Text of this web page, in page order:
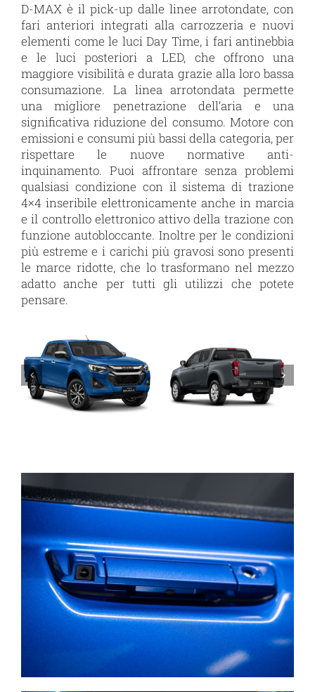
D-MAX è il pick-up dalle linee arrotondate, con
fari anteriori integrati alla carrozzeria e nuovi
elementi come le luci Day Time, i fari antinebbia
e le luci posteriori a LED, che offrono una
maggiore visibilità e durata grazie alla loro bassa
consumazione. La linea arrotondata permette
una migliore penetrazione dell’aria e una
significativa riduzione del consumo. Motore con
emissioni e consumi più bassi della categoria, per
rispettare le nuove normative anti-
inquinamento. Puoi affrontare senza problemi
qualsiasi condizione con il sistema di trazione
4×4 inseribile elettronicamente anche in marcia
e il controllo elettronico attivo della trazione con
funzione autobloccante. Inoltre per le condizioni
più estreme e i carichi più gravosi sono presenti
le marce ridotte, che lo trasformano nel mezzo
adatto anche per tutti gli utilizzi che potete
pensare.